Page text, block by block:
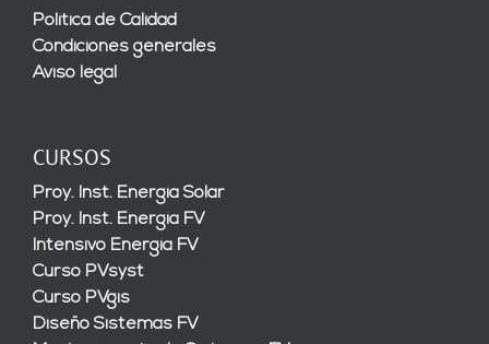
Política de Calidad
Condiciones generales
Aviso legal
CURSOS
Proy. Inst. Energía Solar
Proy. Inst. Energía FV
Intensivo Energía FV
Curso PVsyst
Curso PVgis
Diseño Sistemas FV